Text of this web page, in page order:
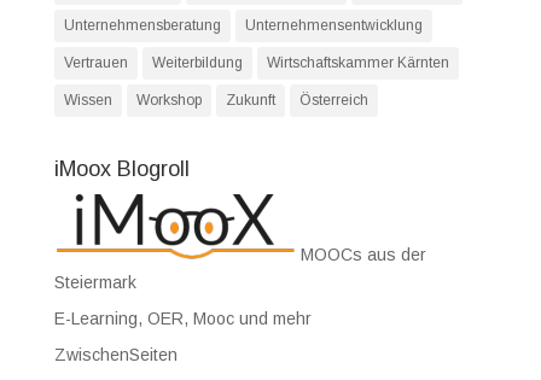
Unternehmensberatung Unternehmensentwicklung
Vertrauen Weiterbildung Wirtschaftskammer Kärnten
Wissen Workshop Zukunft Österreich
iMoox Blogroll
MOOCs aus der
Steiermark
E-Learning, OER, Mooc und mehr
ZwischenSeiten